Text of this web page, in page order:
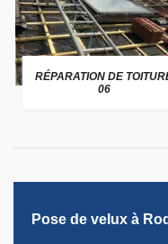
RÉPARATION DE
06
Pose de velux à